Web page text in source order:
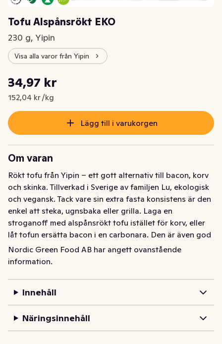
Tofu Alspånsrökt EKO
230 g, Yipin
Visa alla varor från Yipin
Nuvarande pris är: 34,97 kr
34,97 kr
152,04 kr /kg
Styckpris: 152,04 kr /kg
Lägg till i varukorgen
Om varan
Rökt tofu från Yipin – ett gott alternativ till bacon, korv
och skinka. Tillverkad i Sverige av familjen Lu, ekologisk
och vegansk. Tack vare sin extra fasta konsistens är den
enkel att steka, ugnsbaka eller grilla. Laga en
stroganoff med alspånsrökt tofu istället för korv, eller
låt tofun ersätta bacon i en carbonara. Den är även god
att äta kall, t ex som skivat pålägg på mackan. Tofu är
ett klimatsmart, veganskt protein som passar i alla typer
tillverkar tofu lokalt i Vallentuna, Sverige, av ekologiska
sojabönor odlade i Frankrike. I vårt sortiment hittar du
alltifrån örtmarinerad tofu, friterad tofu och naturell
tofu till tempeh och vegansk laxröra.
Rökt tofu från Yipin – ett gott alternativ till bacon, korv
Nordic Green Food AB har angett ovanstående
information.
Innehåll
Näringsinnehåll